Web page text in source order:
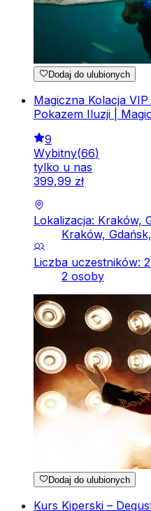
Dodaj do ulubionych
Magiczna Kolacja
Pokazem Iluzji |
9
Wybitny(66)
tylko u nas
399,99 zł
Lokalizacja: Kraków,
Kraków,
Liczba uczestników:
2 osoby
Dodaj do ulubionych
Kurs Kiperski –